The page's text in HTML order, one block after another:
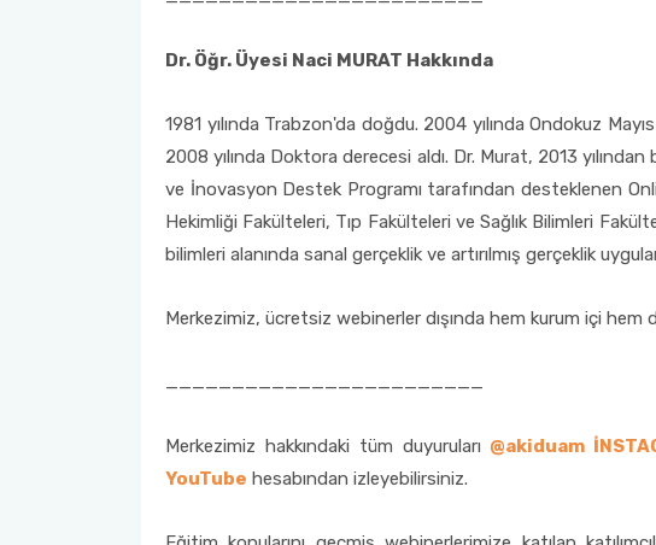
Dr. Öğr. Üyesi Naci MURAT Hakkında
1981 yılında Trabzon'da doğdu. 2004 yılında Ondokuz
2008 yılında Doktora derecesi aldı. Dr. Murat, 2013
ve İnovasyon Destek Programı tarafından desteklenen
Hekimliği Fakülteleri, Tıp Fakülteleri ve Sağlık Bilimleri
bilimleri alanında sanal gerçeklik ve artırılmış gerçeklik
Merkezimiz, ücretsiz webinerler dışında hem kurum içi hem
________________________
Merkezimiz hakkındaki tüm duyuruları @akiduam
YouTube hesabından izleyebilirsiniz.